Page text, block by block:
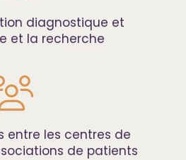
diagnostique et
et la recherche
entre les centres de
de patients